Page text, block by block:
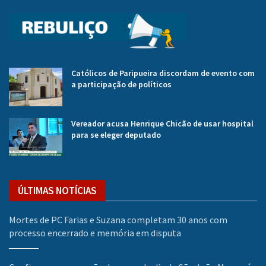
Católicos de Paripueira discordam de evento com
a participação de políticos
Vereador acusa Henrique Chicão de usar hospital
para se eleger deputado
ÚLTIMAS NOTÍCIAS
Mortes de PC Farias e Suzana completam 30 anos com
processo encerrado e memória em disputa